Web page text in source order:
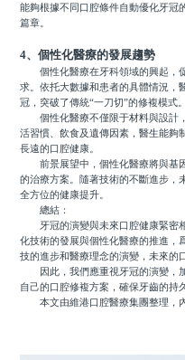
能夠根據不同口腔條件自動優化牙冠
篇章。
4、個性化醫療的發展趨勢
個性化醫療在牙科領域的興起，
求。依托大數據和患者的具體情況，
冠，突破了傳統“一刀切”的修複模式。
個性化醫療不僅限于材料與設計
活習慣、飲食及遺傳因素，醫生能夠
長遠的口腔健康。
前景展望中，個性化醫療將與基
的治療方案。隨著技術的不斷進步，
全方位的健康提升。
總結：
牙冠的演變與未來口腔健康緊密
化技術的發展與個性化醫療的推進，
技的進步和醫療理念的演變，未來的
因此，我們應重視牙冠的演變，
自己的口腔修複方案，確保牙齒的持
本文由維港口腔醫療集團整理，